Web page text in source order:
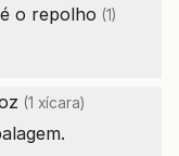
o repolho (1)
(1 xícara)